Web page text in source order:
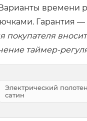
времени
Гарантия
покупателя
таймер-
Электрический
сатин